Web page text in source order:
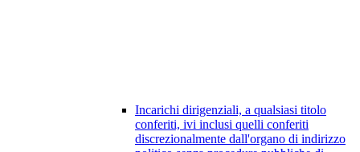
Incarichi dirigenziali, a qualsiasi titolo
conferiti, ivi inclusi quelli conferiti
discrezionalmente dall'organo di indirizzo